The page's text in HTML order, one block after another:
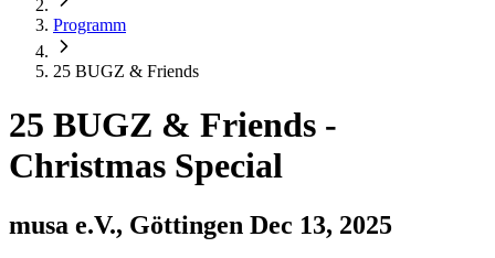
Programm
25 BUGZ & Friends
25 BUGZ & Friends -
Christmas Special
musa e.V., Göttingen Dec 13, 2025